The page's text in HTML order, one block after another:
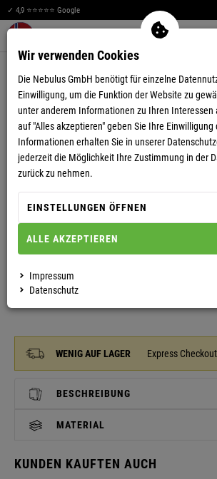
✓ 4,9 ⭐⭐⭐⭐⭐ Google
SKIJACKE SKIBRÖK HERREN
WENIG AUF LAGER Express
BESCHREIBUNG
MATERIAL
KUNDEN KAUFTEN AUCH
Wir verwenden Cookies
Die Nebulus GmbH benötigt für einzelne
Einwilligung, um die Funktion der Website zu
unter anderem Informationen zu Ihren Interessen
auf "Alles akzeptieren" geben Sie Ihre
Informationen erhalten Sie in unserer
jederzeit die Möglichkeit Ihre Zustimmung in der
zurück zu nehmen.
EINSTELLUNGEN ÖFFNEN
ALLE AKZEPTIEREN
Impressum
Datenschutz